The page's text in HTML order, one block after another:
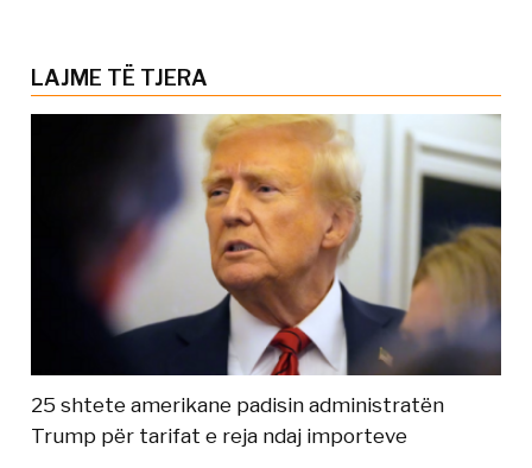
LAJME TË TJERA
25 shtete amerikane padisin administratën
Trump për tarifat e reja ndaj importeve